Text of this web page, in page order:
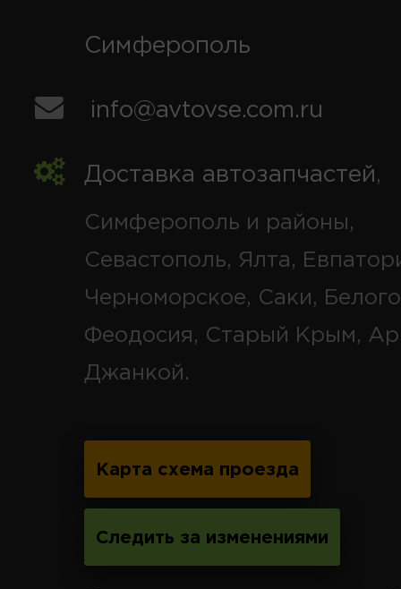
Симферополь
info@avtovse.com.ru
Доставка автозапчастей,
Симферополь и районы,
Севастополь, Ялта,
Черноморское, Саки,
Феодосия, Старый Крым,
Джанкой.
Карта схема проезда
Следить за изменениями